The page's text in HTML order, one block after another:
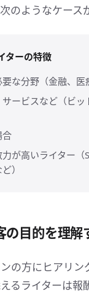
のようなケース
ターの特徴
な分野（金融、医
ービスなど（ビッ
合
が高いライター（
）
の目的を理解
の方にヒアリン
るライターは報